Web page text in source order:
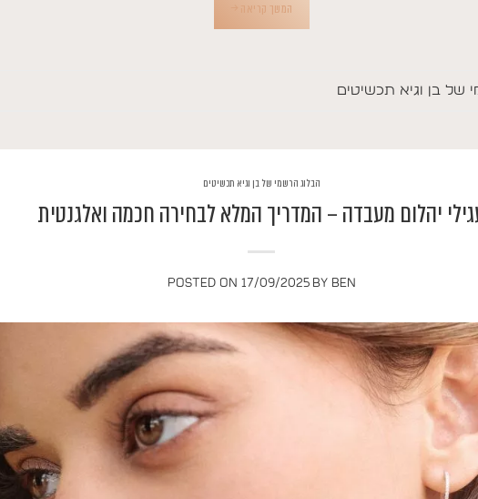
המשך קריאה
של בן וגיא תכשיטים
הבלוג הרשמי של בן וגיא תכשיטים
יהלום מעבדה – המדריך המלא לבחירה חכמה ואלגנטית
POSTED ON 17/09/2025 BY BEN